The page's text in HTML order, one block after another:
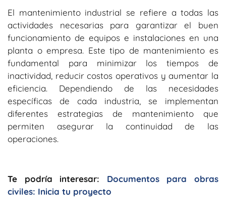
El mantenimiento industrial se refiere a todas las
actividades necesarias para garantizar el buen
funcionamiento de equipos e instalaciones en una
planta o empresa. Este tipo de mantenimiento es
fundamental para minimizar los tiempos de
inactividad, reducir costos operativos y aumentar la
eficiencia. Dependiendo de las necesidades
específicas de cada industria, se implementan
diferentes estrategias de mantenimiento que
permiten asegurar la continuidad de las
operaciones.
Te podría interesar: Documentos para obras
civiles: Inicia tu proyecto